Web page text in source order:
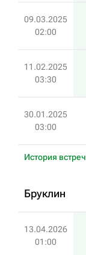
09.03.2025
02:00
11.02.2025
03:30
30.01.2025
03:00
История встреч
Бруклин
13.04.2026
01:00